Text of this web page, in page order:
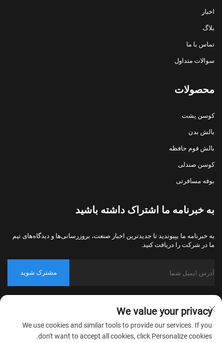
اخبار
بلاگ
تماس با ما
سوالات متداول
محصولات
کوسن پشت
بالش بدن
بالش فوم حافظه
کوسن صندلی
بوفه مسافرتی
به خبرنامه ما اشتراک داشته باشید
به خبرنامه ما بپیوندید تا جدیدترین اخبار صنعت، بروزرسانی‌ها و دیدگاه‌های تیم
ما در شرکت را دریافت کنید.
مشترک شوید
حقوق محفوظ است.
سیاست حریم خصوصی
We value your privacy
We use cookies and similar tools to provide our services. If you
don't want to accept all cookies, click Personalize cookies.